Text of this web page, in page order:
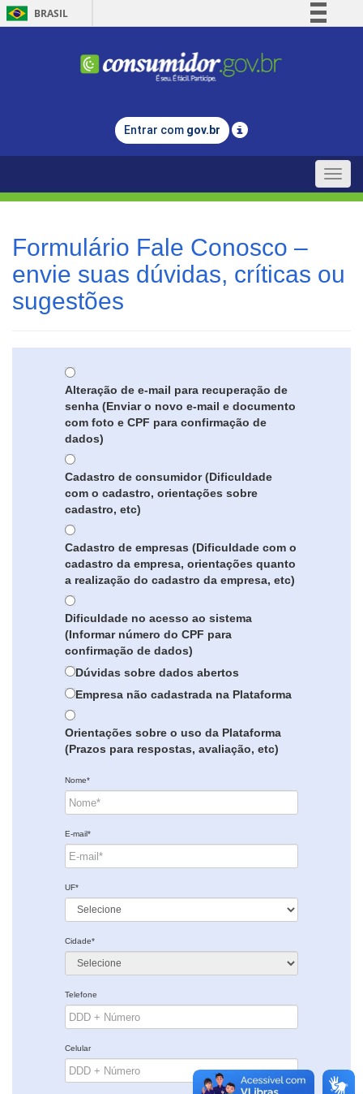
BRASIL
Comunica BR
Legislação
Entrar com gov.br
Toggle
Formulário Fale Conosco –
envie suas dúvidas, críticas ou
sugestões
Alteração de e-mail para recuperação de
senha (Enviar o novo e-mail e documento
com foto e CPF para confirmação de
dados)
Cadastro de consumidor (Dificuldade
com o cadastro, orientações sobre
cadastro, etc)
Cadastro de empresas (Dificuldade com o
cadastro da empresa, orientações quanto
a realização do cadastro da empresa, etc)
Dificuldade no acesso ao sistema
(Informar número do CPF para
confirmação de dados)
Dúvidas sobre dados abertos
Empresa não cadastrada na Plataforma
Orientações sobre o uso da Plataforma
(Prazos para respostas, avaliação, etc)
Nome*
E-mail*
UF*
Cidade*
Telefone
Celular